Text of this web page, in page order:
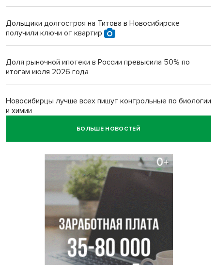
Дольщики долгостроя на Титова в Новосибирске
получили ключи от квартир
Доля рыночной ипотеки в России превысила 50% по
итогам июля 2026 года
Новосибирцы лучше всех пишут контрольные по биологии
и химии
Нейросеть для диагностики депрессии в крови создали в
Двум бойцам СВО после минно-взрывной травмы
«оживили» нервы в Новосибирске
Персидский ковер «108 шахов» впервые вывезли из музея
Востока в Новосибирск
Актриса из Новосибирска Евгения Туркова сыграла мать
БОЛЬШЕ НОВОСТЕЙ